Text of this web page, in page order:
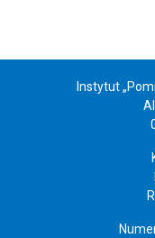
Instytut